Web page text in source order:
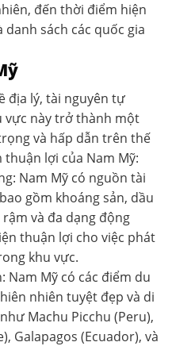
đến thời điểm hiện
danh sách các quốc gia
địa lý, tài nguyên tự
vực này trở thành một
và hấp dẫn trên thế
lợi của Nam Mỹ:
Nam Mỹ có nguồn tài
gồm khoáng sản, dầu
và đa dạng động
thuận lợi cho việc phát
khu vực.
Nam Mỹ có các điểm du
nhiên tuyệt đẹp và di
Machu Picchu (Peru),
Galapagos (Ecuador), và